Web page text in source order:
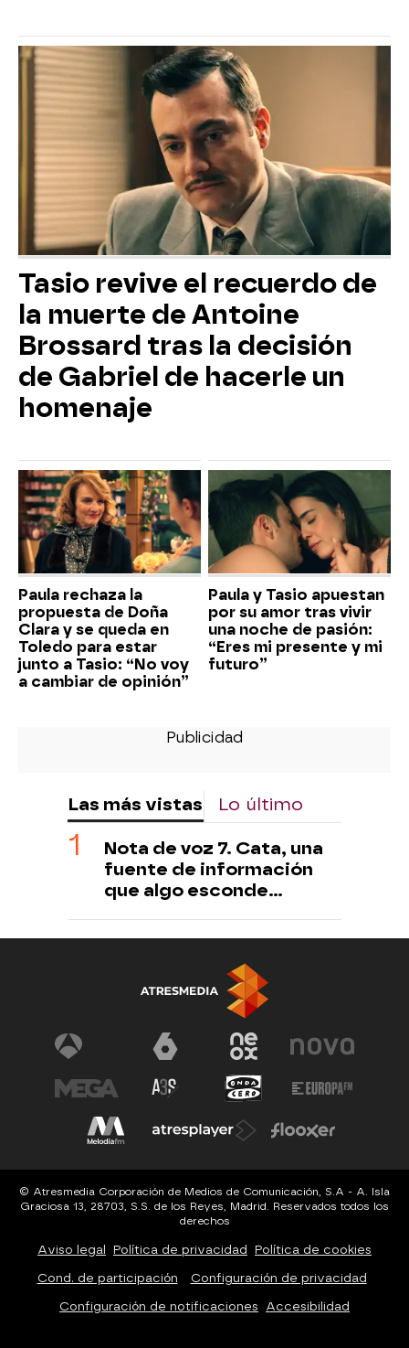
Tasio revive el recuerdo de
la muerte de Antoine
Brossard tras la decisión
de Gabriel de hacerle un
homenaje
Paula rechaza la
propuesta de Doña
Clara y se queda en
Toledo para estar
junto a Tasio: “No voy
a cambiar de opinión”
Paula y Tasio apuestan
por su amor tras vivir
una noche de pasión:
“Eres mi presente y mi
futuro”
Las más vistas Lo último
Nota de voz 7. Cata, una
fuente de información
que algo esconde…
© Atresmedia Corporación de Medios de Comunicación, S.A - A. Isla
Graciosa 13, 28703, S.S. de los Reyes, Madrid. Reservados todos los
derechos
Aviso legal Política de privacidad Política de cookies
Cond. de participación Configuración de privacidad
Configuración de notificaciones Accesibilidad